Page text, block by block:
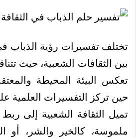
تختلف تفسيرات رؤية الذباب
بين الثقافات الشعبية، حيث
تعكس البيئة المحيطة
حين تركز التفسيرات العلمية
تميل الثقافة الشعبية إلى ربط
ملموسة، كالخير والشر، أو